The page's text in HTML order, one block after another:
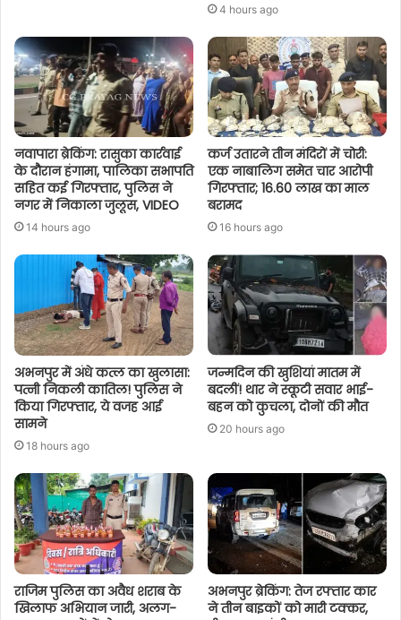
4 hours ago
नवापारा ब्रेकिंग: रासुका कार्रवाई
के दौरान हंगामा, पालिका सभापति
सहित कई गिरफ्तार, पुलिस ने
नगर में निकाला जुलूस, VIDEO
14 hours ago
कर्ज उतारने तीन मंदिरों में चोरी:
एक नाबालिग समेत चार आरोपी
गिरफ्तार; 16.60 लाख का माल
बरामद
16 hours ago
अभनपुर में अंधे कत्ल का खुलासा:
पत्नी निकली कातिल! पुलिस ने
किया गिरफ्तार, ये वजह आई
सामने
18 hours ago
जन्मदिन की खुशियां मातम में
बदलीं! थार ने स्कूटी सवार भाई-
बहन को कुचला, दोनों की मौत
20 hours ago
राजिम पुलिस का अवैध शराब के
खिलाफ अभियान जारी, अलग-
अभनपुर ब्रेकिंग: तेज रफ्तार कार
ने तीन बाइकों को मारी टक्कर,